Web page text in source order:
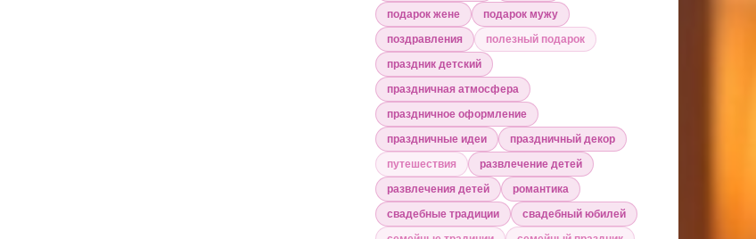
подарок жене
подарок мужу
поздравления
полезный подарок
праздник детский
праздничная атмосфера
праздничное оформление
праздничные идеи
праздничный декор
путешествия
развлечение детей
развлечения детей
романтика
свадебные традиции
свадебный юбилей